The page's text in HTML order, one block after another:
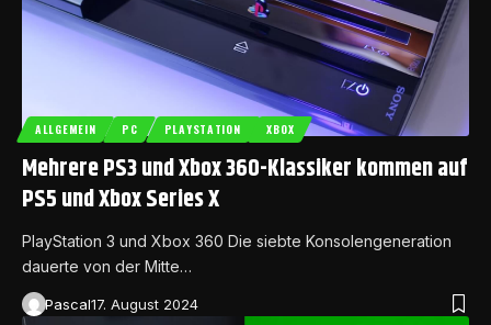
ALLGEMEIN PC PLAYSTATION XBOX
Mehrere PS3 und Xbox 360-Klassiker kommen auf
PS5 und Xbox Series X
PlayStation 3 und Xbox 360 Die siebte Konsolengeneration
dauerte von der Mitte…
Pascal17. August 2024